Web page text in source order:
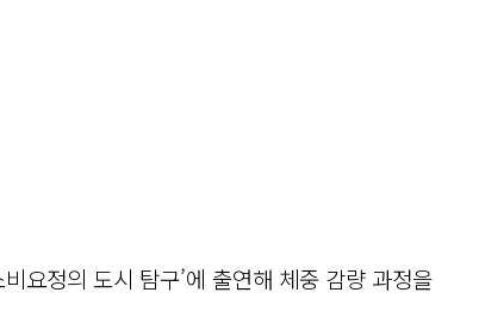
요정의 도시 탐구’에 출연해 체중 감량 과정을